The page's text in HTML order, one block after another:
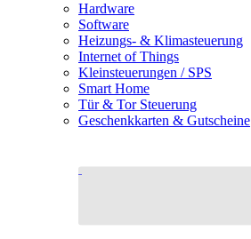
Hardware
Software
Heizungs- & Klimasteuerung
Internet of Things
Kleinsteuerungen / SPS
Smart Home
Tür & Tor Steuerung
Geschenkkarten & Gutscheine